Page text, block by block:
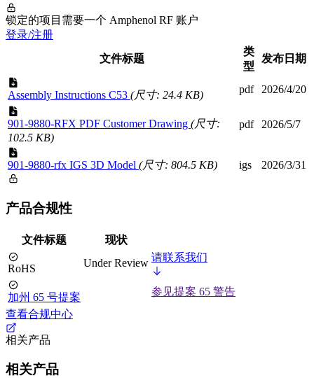
锁定的项目需要一个 Amphenol RF 账户
登录/注册
文件标题
类
型
发布日期
Assembly Instructions C53 (尺寸: 24.4 KB) pdf 2026/4/20
901-9880-RFX PDF Customer Drawing (尺寸:
102.5 KB)
pdf 2026/5/7
901-9880-rfx IGS 3D Model (尺寸: 804.5 KB) igs 2026/3/31
产品合规性
文件标题 现状
RoHS Under Review 请联系我们
加州 65 号提案
参见提案 65 警告
查看合规中心
相关产品
相关产品